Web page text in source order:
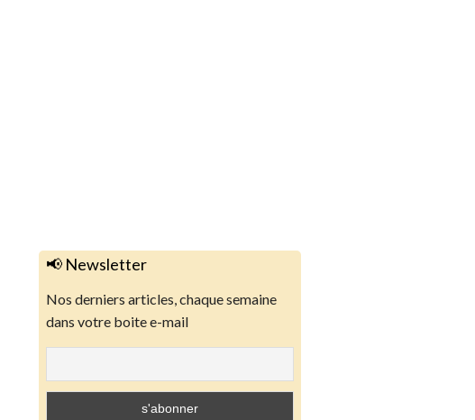
📢 Newsletter
Nos derniers articles, chaque semaine
dans votre boite e-mail